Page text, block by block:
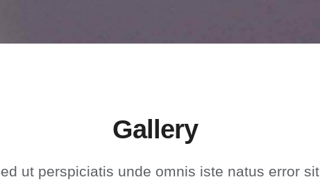
Gallery
ut perspiciatis unde omnis iste natus error sit